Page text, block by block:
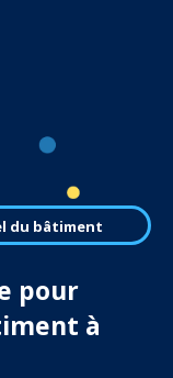
du bâtiment
pour
à